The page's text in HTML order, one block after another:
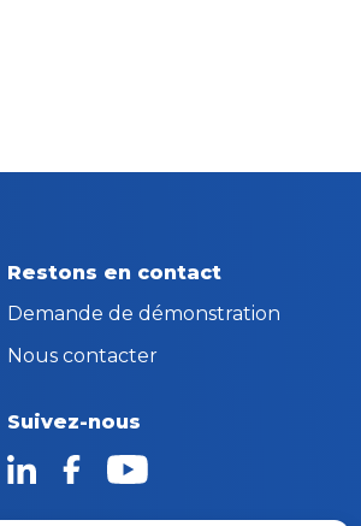
Restons en contact
Demande de démonstration
Nous contacter
Suivez-nous